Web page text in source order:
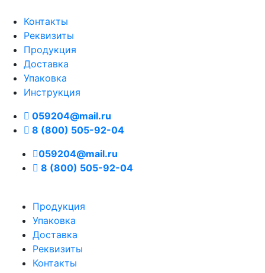
Контакты
Реквизиты
Продукция
Доставка
Упаковка
Инструкция
059204@mail.ru
8 (800) 505-92-04
059204@mail.ru
8 (800) 505-92-04
Продукция
Упаковка
Доставка
Реквизиты
Контакты